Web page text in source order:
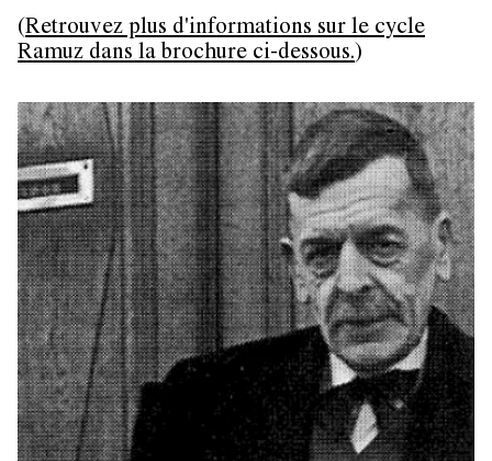
(Retrouvez plus d'informations sur le cycle
Ramuz dans la brochure ci-dessous.)